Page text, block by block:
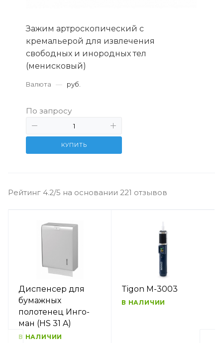
Зажим артроскопический с
кремальерой для извлечения
свободных и инородных тел
(менисковый)
Валюта — руб.
По запросу
КУПИТЬ
Рейтинг 4.2/5 на основании 221 отзывов
Диспенсер для
бумажных
полотенец Инго-
ман (HS 31 A)
В НАЛИЧИИ
Tigon M-3003
В НАЛИЧИИ